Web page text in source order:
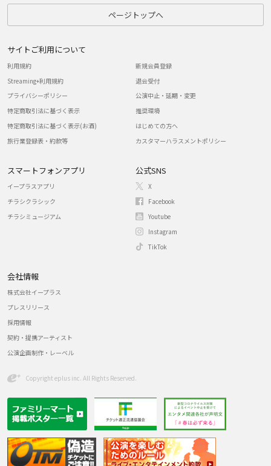
ページトップへ
サイトご利用について
利用規約
Streaming+利用規約
プライバシーポリシー
特定商取引法に基づく表示
特定商取引法に基づく表示(お酒)
旅行業登録表・約款等
新規会員登録
退会受付
公演中止・延期・変更
推奨環境
はじめての方へ
カスタマーハラスメントポリシー
スマートフォンアプリ
イープラスアプリ
チラシクラシック
チラシミュージアム
公式SNS
X
Facebook
Youtube
Instagram
TikTok
会社情報
株式会社イープラス
プレスリリース
採用情報
契約・提携アーティスト
公演企画制作・レーベル
Copyright eplus inc. All Rights Reserved.